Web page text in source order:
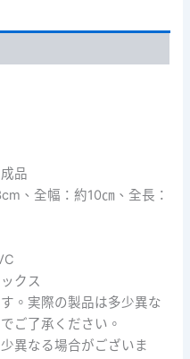
品
、全幅：約10㎝、全長：
クス
。実際の製品は多少異な
ご了承ください。
異なる場合がございま